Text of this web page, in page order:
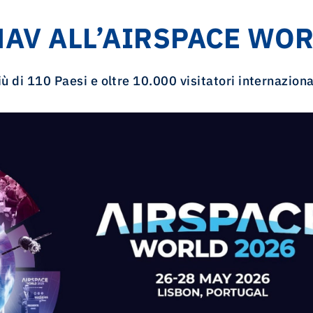
ALL’AIRSPACE
di 110 Paesi e oltre 10.000 visitatori